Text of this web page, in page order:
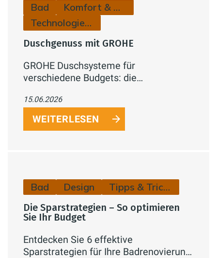
Bad
Komfort & Hygiene
Technologie & Zukunft
Duschgenuss mit GROHE
GROHE Duschsysteme für
verschiedene Budgets: die
120 mit AquaBooster, das
aufputzfähige Vitalio Comfort 250 und
das elegante Grohtherm SmartControl
15.06.2026
WEITERLESEN
Bad Design Tipps & Tricks
Die Sparstrategien – So optimieren
Sie Ihr Budget
Entdecken Sie 6 effektive
Sparstrategien für Ihre Badrenovierung